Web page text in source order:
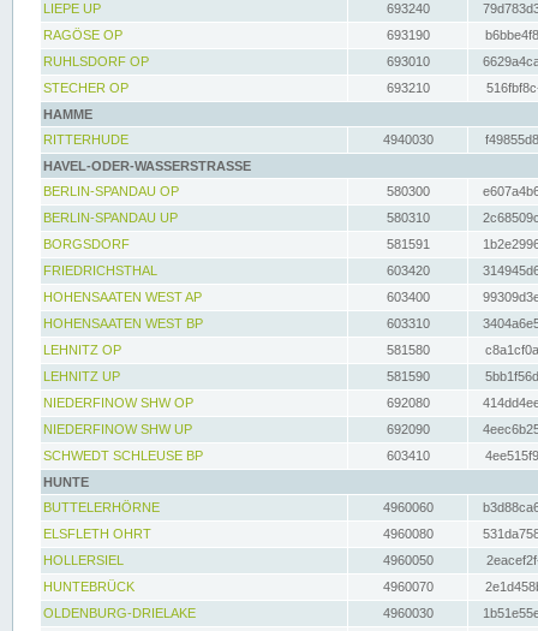
LIEPE UP
693240
RAGÖSE OP
693190
RUHLSDORF OP
693010
STECHER OP
693210
HAMME
RITTERHUDE
4940030
HAVEL-ODER-WASSERSTRASSE
BERLIN-SPANDAU OP
580300
BERLIN-SPANDAU UP
580310
BORGSDORF
581591
FRIEDRICHSTHAL
603420
HOHENSAATEN WEST AP
603400
HOHENSAATEN WEST BP
603310
LEHNITZ OP
581580
LEHNITZ UP
581590
NIEDERFINOW SHW OP
692080
NIEDERFINOW SHW UP
692090
SCHWEDT SCHLEUSE BP
603410
HUNTE
BUTTELERHÖRNE
4960060
ELSFLETH OHRT
4960080
HOLLERSIEL
4960050
HUNTEBRÜCK
4960070
OLDENBURG-DRIELAKE
4960030